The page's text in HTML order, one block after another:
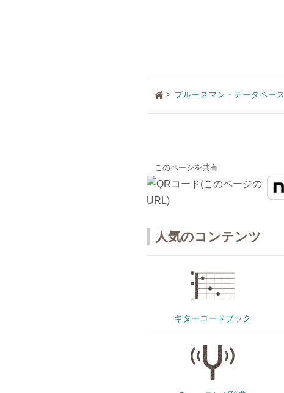
> ブルースマン・データベース
このページを共有
人気のコンテンツ
ギターコードブック